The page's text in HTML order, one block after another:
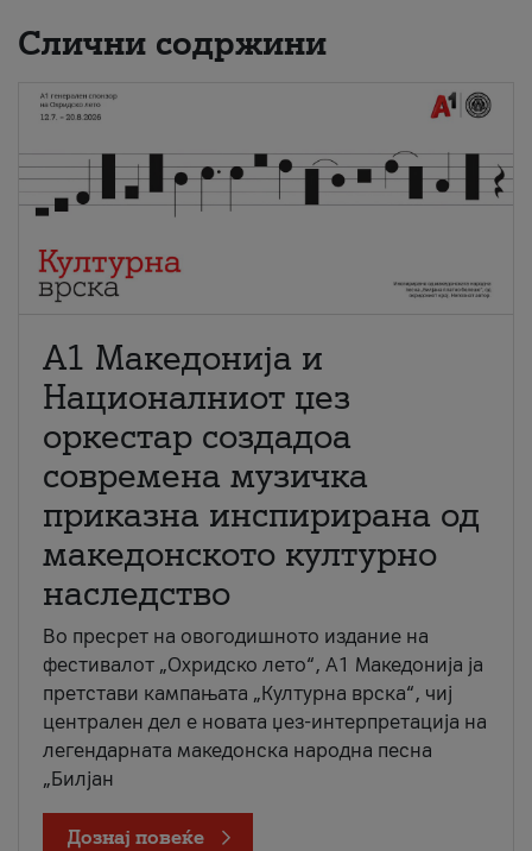
Слични содржини
А1 Македонија и
Националниот џез
оркестар создадоа
современа музичка
приказна инспирирана од
македонското културно
наследство
Во пресрет на овогодишното издание на
фестивалот „Охридско лето“, А1 Македонија ја
претстави кампањата „Културна врска“, чиј
централен дел е новата џез-интерпретација на
легендарната македонска народна песна
„Билјан
Дознај повеќе